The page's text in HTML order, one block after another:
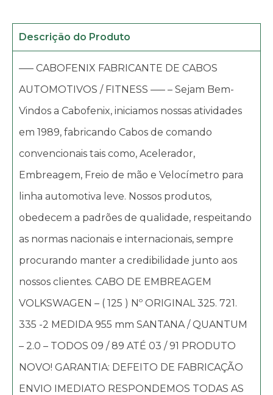
Descrição do Produto
—– CABOFENIX FABRICANTE DE CABOS
AUTOMOTIVOS / FITNESS —– – Sejam Bem-
Vindos a Cabofenix, iniciamos nossas atividades
em 1989, fabricando Cabos de comando
convencionais tais como, Acelerador,
Embreagem, Freio de mão e Velocímetro para
linha automotiva leve. Nossos produtos,
obedecem a padrões de qualidade, respeitando
as normas nacionais e internacionais, sempre
procurando manter a credibilidade junto aos
nossos clientes. CABO DE EMBREAGEM
VOLKSWAGEN – ( 125 ) Nº ORIGINAL 325. 721.
335 -2 MEDIDA 955 mm SANTANA / QUANTUM
– 2.0 – TODOS 09 / 89 ATÉ 03 / 91 PRODUTO
NOVO! GARANTIA: DEFEITO DE FABRICAÇÃO
ENVIO IMEDIATO RESPONDEMOS TODAS AS